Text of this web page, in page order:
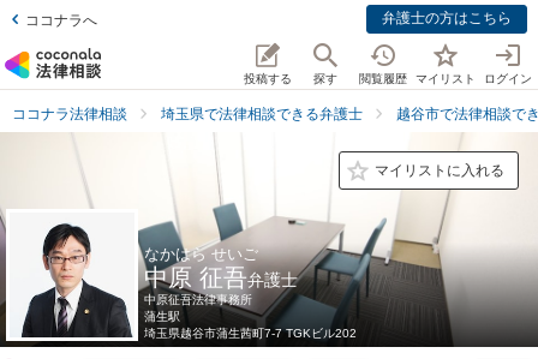
ココナラへ 弁護士の方はこちら
投稿する 探す 閲覧履歴 マイリスト ログイン
ココナラ法律相談 埼玉県で法律相談できる弁護士 越谷市で法律相談で
マイリストに入れる
なかはら せいご
中原 征吾弁護士
中原征吾法律事務所
蒲生駅
埼玉県越谷市蒲生茜町7-7 TGKビル202